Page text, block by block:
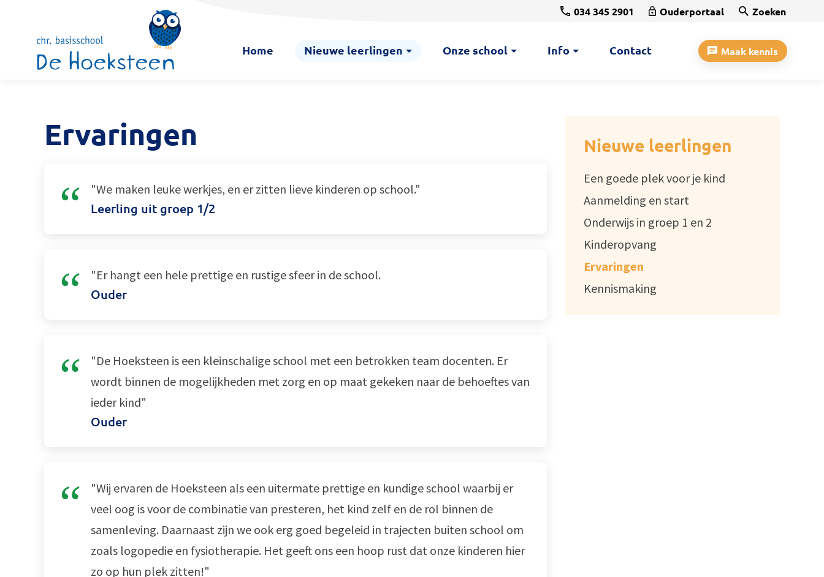
034 345 2901 Ouderportaal Zoeken
Home Nieuwe leerlingen Onze school Info Contact Maak kennis
Ervaringen
"We maken leuke werkjes, en er zitten lieve kinderen op school."
Leerling uit groep 1/2
"Er hangt een hele prettige en rustige sfeer in de school.
Ouder
"De Hoeksteen is een kleinschalige school met een betrokken team docenten. Er
wordt binnen de mogelijkheden met zorg en op maat gekeken naar de behoeftes van
ieder kind"
Ouder
"Wij ervaren de Hoeksteen als een uitermate prettige en kundige school waarbij er
veel oog is voor de combinatie van presteren, het kind zelf en de rol binnen de
samenleving. Daarnaast zijn we ook erg goed begeleid in trajecten buiten school om
zoals logopedie en fysiotherapie. Het geeft ons een hoop rust dat onze kinderen hier
zo op hun plek zitten!"
Nieuwe leerlingen
Een goede plek voor je kind
Aanmelding en start
Onderwijs in groep 1 en 2
Kinderopvang
Ervaringen
Kennismaking